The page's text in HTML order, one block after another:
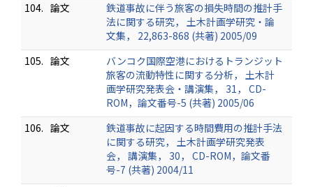
104. 論文
鉄道事故に伴う旅客の損失時間の推計手
法に関する研究， 土木計画学研究・論
文集， 22,863-868 (共著) 2005/09
105. 論文
バンコク国際空港におけるトランジット
旅客の流動特性に関する分析， 土木計
画学研究発表会・講演集， 31， CD-
ROM，論文番号-5 (共著) 2005/06
106. 論文
鉄道事故に起因する時間費用の推計手法
に関する研究， 土木計画学研究発表
会， 講演集， 30， CD-ROM，論文番
号-7 (共著) 2004/11